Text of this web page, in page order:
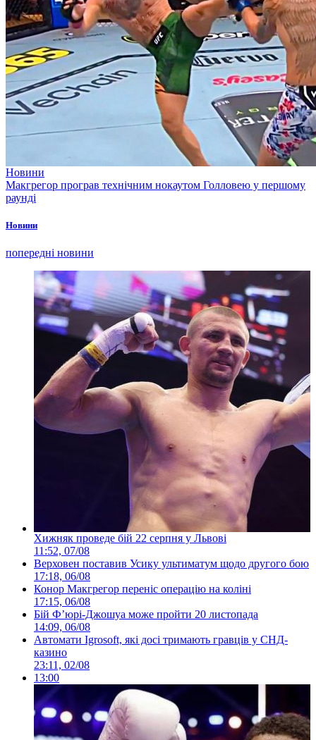
Новини
Макгрегор програв технічним нокаутом Голловею у першому
раунді
Новини
попередні новини
Хижняк проведе бій 22 серпня у Львові
11:52, 07/08
Верховен поставив Усику ультиматум щодо другого бою
17:18, 06/08
Конор Макгрегор переніс операцію на коліні
17:15, 06/08
Бій Ф’юрі-Джошуа може пройти 20 листопада
14:09, 06/08
Автомати Igrosoft, які досі тримають гравців у СНД-
казино
23:11, 02/08
13:00